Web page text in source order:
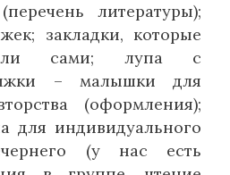
литературы);
закладки, которые
сами; лупа с
– малышки для
(оформления);
для индивидуального
(у нас есть